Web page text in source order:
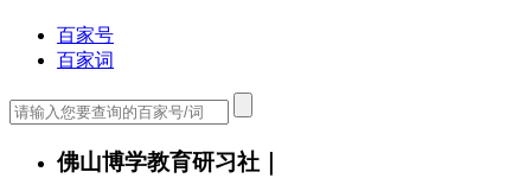
百家号
百家词
佛山博学教育研习社｜